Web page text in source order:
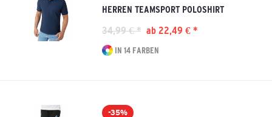
HERREN TEAMSPORT POLOSHIRT
34,99 € * ab 22,49 € *
IN 14 FARBEN
-35%